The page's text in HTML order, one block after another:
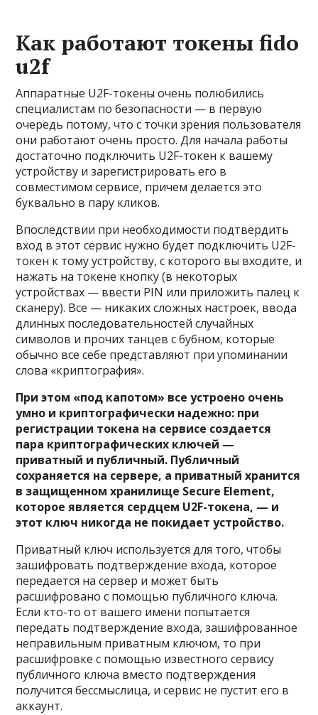
Как работают токены fido
u2f
Аппаратные U2F-токены очень полюбились
специалистам по безопасности — в первую
очередь потому, что с точки зрения пользователя
они работают очень просто. Для начала работы
достаточно подключить U2F-токен к вашему
устройству и зарегистрировать его в
совместимом сервисе, причем делается это
буквально в пару кликов.
Впоследствии при необходимости подтвердить
вход в этот сервис нужно будет подключить U2F-
токен к тому устройству, с которого вы входите, и
нажать на токене кнопку (в некоторых
устройствах — ввести PIN или приложить палец к
сканеру). Все — никаких сложных настроек, ввода
длинных последовательностей случайных
символов и прочих танцев с бубном, которые
обычно все себе представляют при упоминании
слова «криптография».
При этом «под капотом» все устроено очень
умно и криптографически надежно: при
регистрации токена на сервисе создается
пара криптографических ключей —
приватный и публичный. Публичный
сохраняется на сервере, а приватный хранится
в защищенном хранилище Secure Element,
которое является сердцем U2F-токена, — и
этот ключ никогда не покидает устройство.
Приватный ключ используется для того, чтобы
зашифровать подтверждение входа, которое
передается на сервер и может быть
расшифровано с помощью публичного ключа.
Если кто-то от вашего имени попытается
передать подтверждение входа, зашифрованное
неправильным приватным ключом, то при
расшифровке с помощью известного сервису
публичного ключа вместо подтверждения
получится бессмыслица, и сервис не пустит его в
аккаунт.